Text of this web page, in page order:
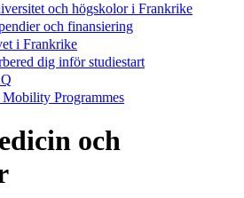
och högskolor i Frankrike
och finansiering
i Frankrike
dig inför studiestart
Mobility Programmes
och